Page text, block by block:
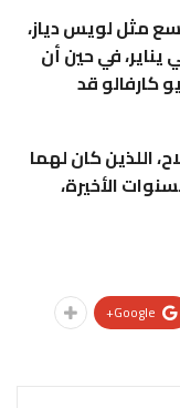
مثل لويس دياز،
يناير، في حين أن
كارفالو قد
اللذين كان لهما
الأخيرة،
Google+